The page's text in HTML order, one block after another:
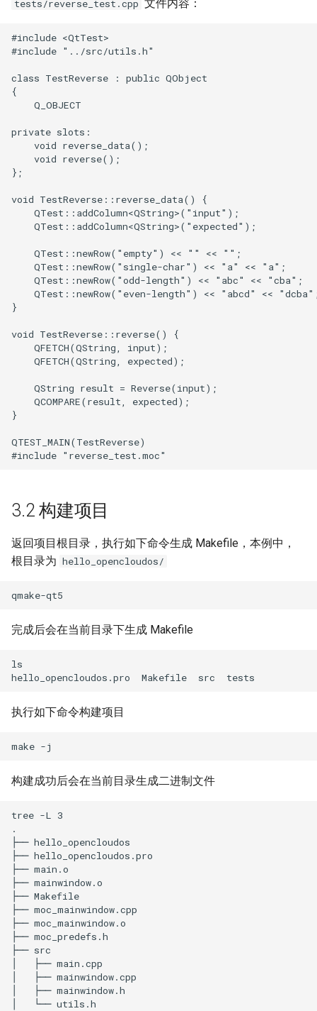
tests/reverse_test.cpp 文件内容：
#include <QtTest>
#include "../src/utils.h"
class TestReverse : public QObject
{
    Q_OBJECT
private slots:
    void reverse_data();
    void reverse();
};
void TestReverse::reverse_data() {
    QTest::addColumn<QString>("input");
    QTest::addColumn<QString>("expected");
    QTest::newRow("empty") << "" << "";
    QTest::newRow("single-char") << "a" << "a";
    QTest::newRow("odd-length") << "abc" << "cba";
QTest::newRow("even-length") << "abcd" <<
}
void TestReverse::reverse() {
    QFETCH(QString, input);
    QFETCH(QString, expected);
    QString result = Reverse(input);
    QCOMPARE(result, expected);
}
QTEST_MAIN(TestReverse)
3.2 构建项目
返回项目根目录，执行如下命令生成 Makefile，本例中，
根目录为 hello_opencloudos/
完成后会在当前目录下生成 Makefile
ls
执行如下命令构建项目
构建成功后会在当前目录生成二进制文件
tree -L 3
.
├── hello_opencloudos
├── hello_opencloudos.pro
├── main.o
├── mainwindow.o
├── Makefile
├── moc_mainwindow.cpp
├── moc_mainwindow.o
├── moc_predefs.h
├── src
│   ├── main.cpp
│   ├── mainwindow.cpp
│   ├── mainwindow.h
│   └── utils.h